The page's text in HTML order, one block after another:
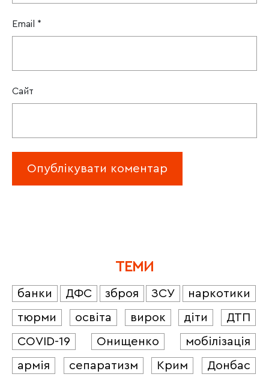
Email *
Сайт
ТЕМИ
банки ДФС зброя ЗСУ
наркотики
тюрми
освіта вирок діти
ДТП
COVID-19
Онищенко
мобілізація
армія
сепаратизм Крим
Донбас